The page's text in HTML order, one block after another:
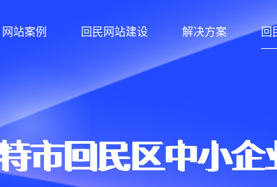
网站案例 回民网站建设 解决方案 回
市回民区中小